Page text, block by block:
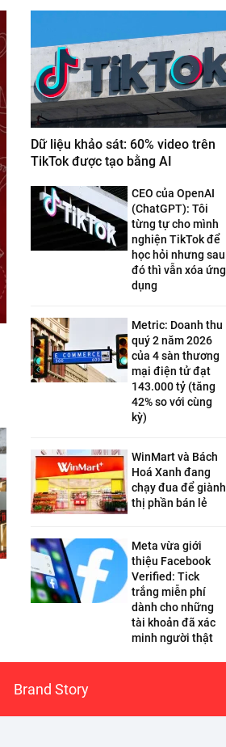
Dữ liệu khảo sát: 60% video trên
TikTok được tạo bằng AI
CEO của OpenAI
(ChatGPT): Tôi
từng tự cho mình
nghiện TikTok để
học hỏi nhưng sau
đó thì vẫn xóa ứng
dụng
Metric: Doanh thu
quý 2 năm 2026
của 4 sàn thương
mại điện tử đạt
143.000 tỷ (tăng
42% so với cùng
kỳ)
WinMart và Bách
Hoá Xanh đang
chạy đua để giành
thị phần bán lẻ
Meta vừa giới
thiệu Facebook
Verified: Tick
trắng miễn phí
dành cho những
tài khoản đã xác
minh người thật
Brand Story